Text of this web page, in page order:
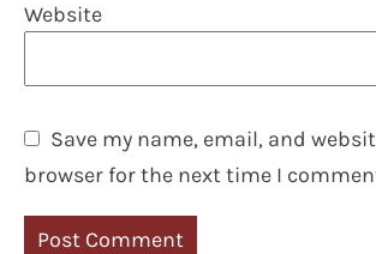
Website
Save my name, email, and
browser for the next time I